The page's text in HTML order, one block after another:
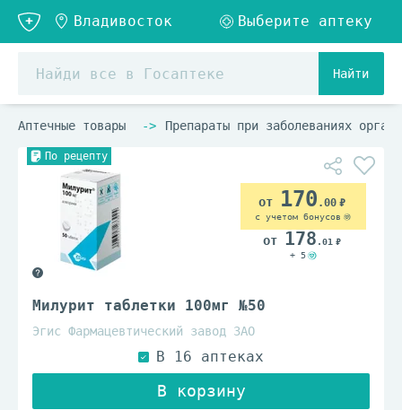
Найти
Аптечные товары Препараты при заболеваниях
По рецепту
Милурит таблетки 100мг №50
Эгис Фармацевтический завод ЗАО
170 .00
с учетом бонусов
178 .01
+ 5